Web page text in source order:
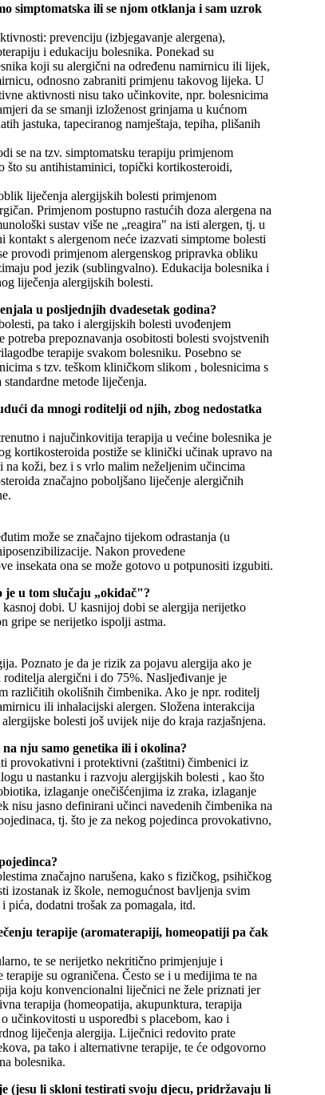
simptomatska ili se njom otklanja i sam uzrok
prevenciju (izbjegavanje alergena),
i edukaciju bolesnika. Ponekad su
koji su alergični na određenu namirnicu ili lijek,
odnosno zabraniti primjenu takovog lijeka. U
aktivnosti nisu tako učinkovite, npr. bolesnicima
da se smanji izloženost grinjama u kućnom
jastuka, tapeciranog namještaja, tepiha, plišanih
se na tzv. simptomatsku terapiju primjenom
što su antihistaminici, topički kortikosteroidi,
liječenja alergijskih bolesti primjenom
Primjenom postupno rastućih doza alergena na
sustav više ne „reagira" na isti alergen, tj. u
s alergenom neće izazvati simptome bolesti
provodi primjenom alergenskog pripravka obliku
pod jezik (sublingvalno). Edukacija bolesnika i
liječenja alergijskih bolesti.
u posljednjih dvadesetak godina?
pa tako i alergijskih bolesti uvođenjem
potreba prepoznavanja osobitosti bolesti svojstvenih
terapije svakom bolesniku. Posebno se
s tzv. teškom kliničkom slikom , bolesnicima s
metode liječenja.
da mnogi roditelji od njih, zbog nedostatka
i najučinkovitija terapija u većine bolesnika je
kortikosteroida postiže se klinički učinak upravo na
koži, bez i s vrlo malim neželjenim učincima
značajno poboljšano liječenje alergičnih
može se značajno tijekom odrastanja (u
Nakon provedene
insekata ona se može gotovo u potpunositi izgubiti.
je u tom slučaju „okidač"?
dobi. U kasnijoj dobi se alergija nerijetko
gripe se nerijetko ispolji astma.
Poznato je da je rizik za pojavu alergija ako je
alergični i do 75%. Nasljeđivanje je
različitih okolišnih čimbenika. Ako je npr. roditelj
ili inhalacijski alergen. Složena interakcija
bolesti još uvijek nije do kraja razjašnjena.
nju samo genetika ili i okolina?
provokativni i protektivni (zaštitni) čimbenici iz
u nastanku i razvoju alergijskih bolesti , kao što
izlaganje onečišćenjima iz zraka, izlaganje
nisu jasno definirani učinci navedenih čimbenika na
tj. što je za nekog pojedinca provokativno,
značajno narušena, kako s fizičkog, psihičkog
izostanak iz škole, nemogućnost bavljenja svim
pića, dodatni trošak za pomagala, itd.
terapije (aromaterapiji, homeopatiji pa čak
te se nerijetko nekritično primjenjuje i
su ograničena. Često se i u medijima te na
koju konvencionalni liječnici ne žele priznati jer
terapija (homeopatija, akupunktura, terapija
učinkovitosti u usporedbi s placebom, kao i
liječenja alergija. Liječnici redovito prate
pa tako i alternativne terapije, te će odgovorno
bolesnika.
(jesu li skloni testirati svoju djecu, pridržavaju li